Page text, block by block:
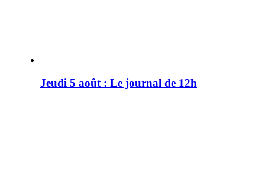
Jeudi 5 août : Le journal de 12h